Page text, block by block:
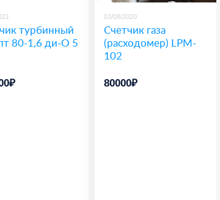
турбинный
80-1,6 ди-О 5
03/08/2020
Счетчик газа
(расходомер) LPM-
102
80000₽